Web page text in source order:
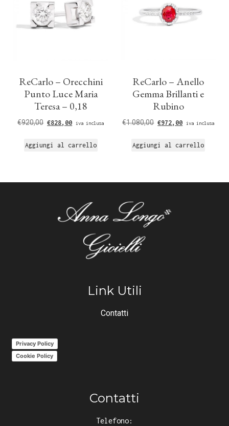
ReCarlo – Orecchini
Punto Luce Maria
Teresa – 0,18
€920,00 €828,00 iva inclusa
Aggiungi al carrello
ReCarlo – Anello
Gemma Brillanti e
Rubino
€1.080,00 €972,00 iva inclusa
Aggiungi al carrello
Link Utili
Contatti
Privacy Policy
Cookie Policy
Contatti
Telefono: